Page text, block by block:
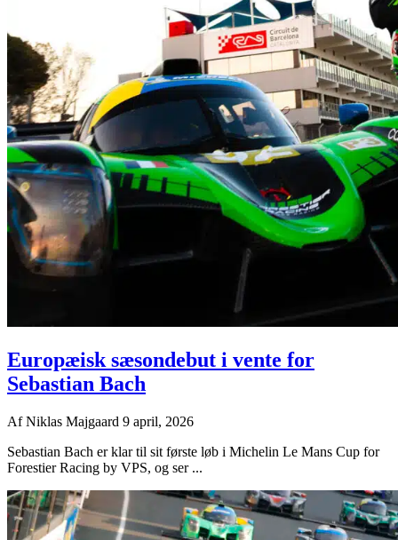
Europæisk sæsondebut i vente for
Sebastian Bach
AfNiklas Majgaard 9 april, 2026
Sebastian Bach er klar til sit første løb i Michelin Le Mans Cup for
Forestier Racing by VPS, og ser ...